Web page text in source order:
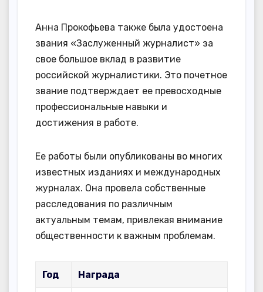
Анна Прокофьева также была удостоена
звания «Заслуженный журналист» за
свое большое вклад в развитие
российской журналистики. Это почетное
звание подтверждает ее превосходные
профессиональные навыки и
достижения в работе.
Ее работы были опубликованы во многих
известных изданиях и международных
журналах. Она провела собственные
расследования по различным
актуальным темам, привлекая внимание
общественности к важным проблемам.
Год Награда